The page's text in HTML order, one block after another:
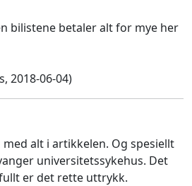
bilistene betaler alt for mye her
2018-06-04)
alt i artikkelen. Og spesiellt
universitetssykehus. Det
er det rette uttrykk.